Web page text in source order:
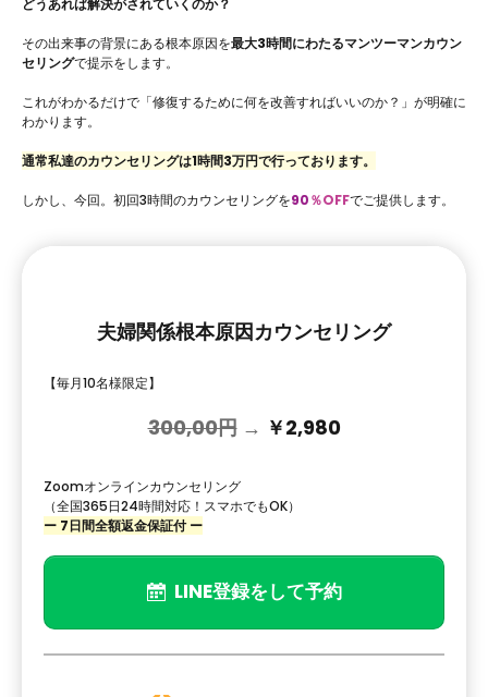
その出来事の背景にある根本原因を最大3時間にわたるマンツーマンカウン
セリングで提示をします。
これがわかるだけで「修復するために何を改善すればいいのか？」が明確に
わかります。
通常私達のカウンセリングは1時間3万円で行っております。
しかし、今回。初回3時間のカウンセリングを90％OFFでご提供します。
夫婦関係根本原因カウンセリング
【毎月10名様限定】
300,00円→ ￥2,980
Zoomオンラインカウンセリング
（全国365日24時間対応！スマホでもOK）
ー 7日間全額返金保証付 ー
LINE登録をして予約